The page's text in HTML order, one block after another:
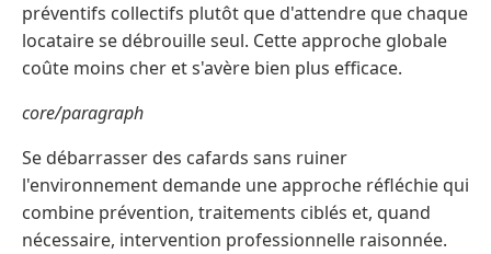
préventifs collectifs plutôt que d'attendre que chaque
locataire se débrouille seul. Cette approche globale
coûte moins cher et s'avère bien plus efficace.
core/paragraph
Se débarrasser des cafards sans ruiner
l'environnement demande une approche réfléchie qui
combine prévention, traitements ciblés et, quand
nécessaire, intervention professionnelle raisonnée.